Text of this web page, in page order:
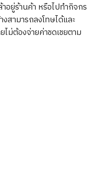
อยู่ร้านค้า หรือไปทำกิจกร
สามารถลงโทษได้และ
ม่ต้องจ่ายค่าชดเชยตาม